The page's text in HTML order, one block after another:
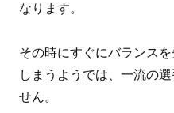
なります。
その時にすぐにバランス
しまうようでは、一流の
せん。